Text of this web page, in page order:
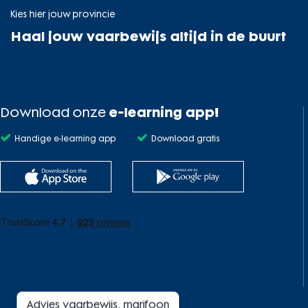
Kies hier jouw provincie
Haal jouw vaarbewijs altijd in de buurt
Download onze e-learning app!
Handige e-learning app Download gratis